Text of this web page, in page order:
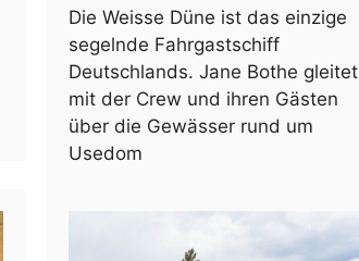
Die Weisse Düne ist das einzige
segelnde Fahrgastschiff
Deutschlands. Jane Bothe gleitet
mit der Crew und ihren Gästen
über die Gewässer rund um
Usedom